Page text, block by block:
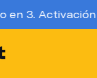
Activación